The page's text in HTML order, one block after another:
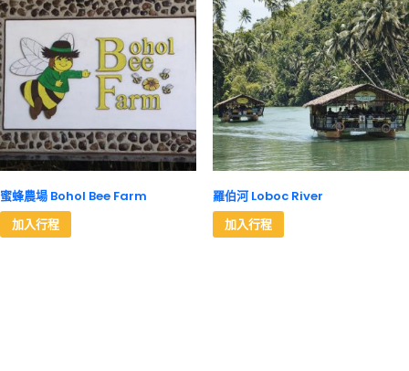
蜜蜂農場 Bohol Bee Farm
加入行程
羅伯河 Loboc River
加入行程